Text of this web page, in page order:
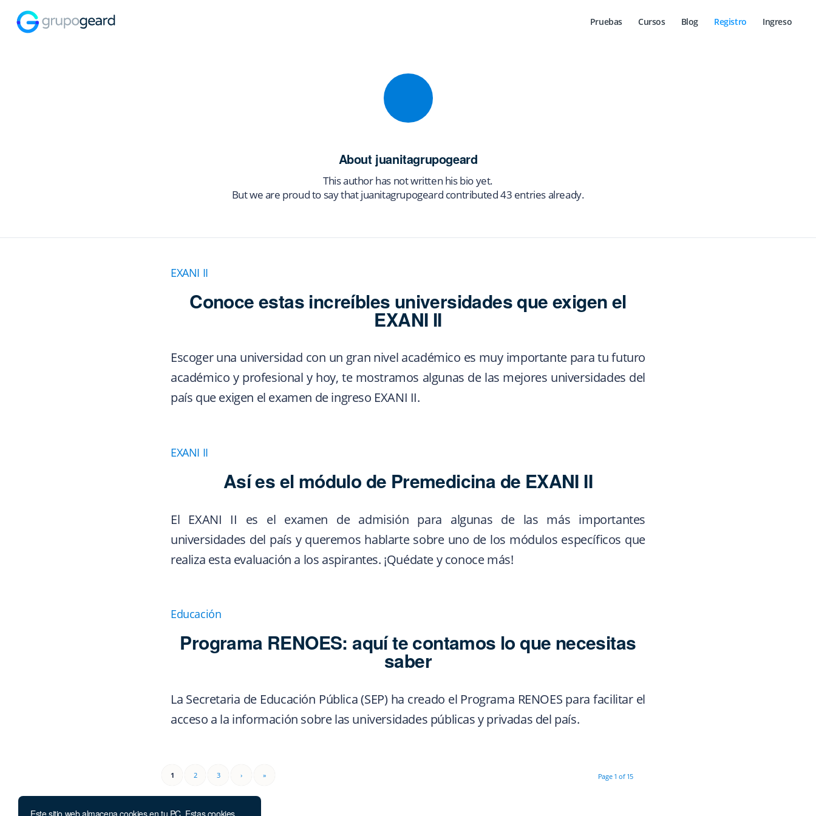
Este sitio web almacena cookies en tu PC. Estas cookies
Pruebas Cursos Blog Registro Ingreso
About juanitagrupogeard
This author has not written his bio yet.
But we are proud to say thatjuanitagrupogeard contributed 43 entries already.
EXANI II
Conoce estas increíbles universidades que exigen el
EXANI II
Escoger una universidad con un gran nivel académico es muy importante para tu futuro
académico y profesional y hoy, te mostramos algunas de las mejores universidades del
país que exigen el examen de ingreso EXANI II.
EXANI II
Así es el módulo de Premedicina de EXANI II
El EXANI II es el examen de admisión para algunas de las más importantes
universidades del país y queremos hablarte sobre uno de los módulos específicos que
realiza esta evaluación a los aspirantes. ¡Quédate y conoce más!
Educación
Programa RENOES: aquí te contamos lo que necesitas
saber
La Secretaria de Educación Pública (SEP) ha creado el Programa RENOES para facilitar el
acceso a la información sobre las universidades públicas y privadas del país.
Page 1 of 15
1 2 3 › »